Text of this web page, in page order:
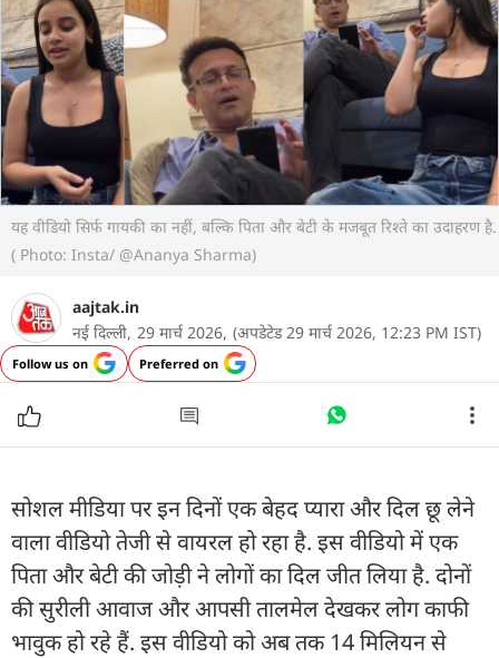
यह वीडियो सिर्फ गायकी का नहीं, बल्कि पिता और बेटी के मजबूत रिश्ते का उदाहरण है.
( Photo: Insta/ @Ananya Sharma)
aajtak.in
नई दिल्ली, 29 मार्च 2026, (अपडेटेड 29 मार्च 2026, 12:23 PM IST)
Follow us on Preferred on
सोशल मीडिया पर इन दिनों एक बेहद प्यारा और दिल छू लेने
वाला वीडियो तेजी से वायरल हो रहा है. इस वीडियो में एक
पिता और बेटी की जोड़ी ने लोगों का दिल जीत लिया है. दोनों
की सुरीली आवाज और आपसी तालमेल देखकर लोग काफी
भावुक हो रहे हैं. इस वीडियो को अब तक 14 मिलियन से